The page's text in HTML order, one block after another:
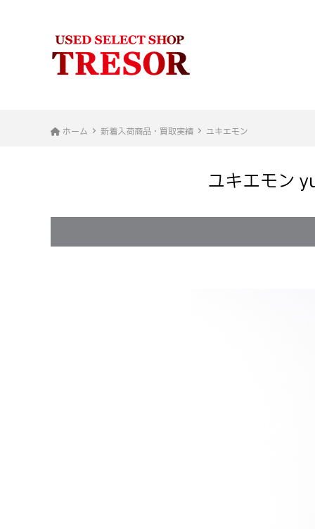
ホーム 新着入荷商品・買取実績 ユキエモン
ユキエモン